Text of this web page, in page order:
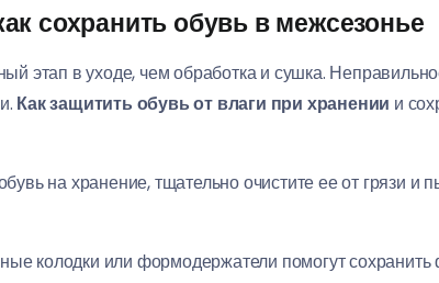
сохранить обувь в межсезонье
этап в уходе, чем обработка и сушка.
Как защитить обувь от влаги при хранении и
на хранение, тщательно очистите ее от грязи и
колодки или формодержатели помогут